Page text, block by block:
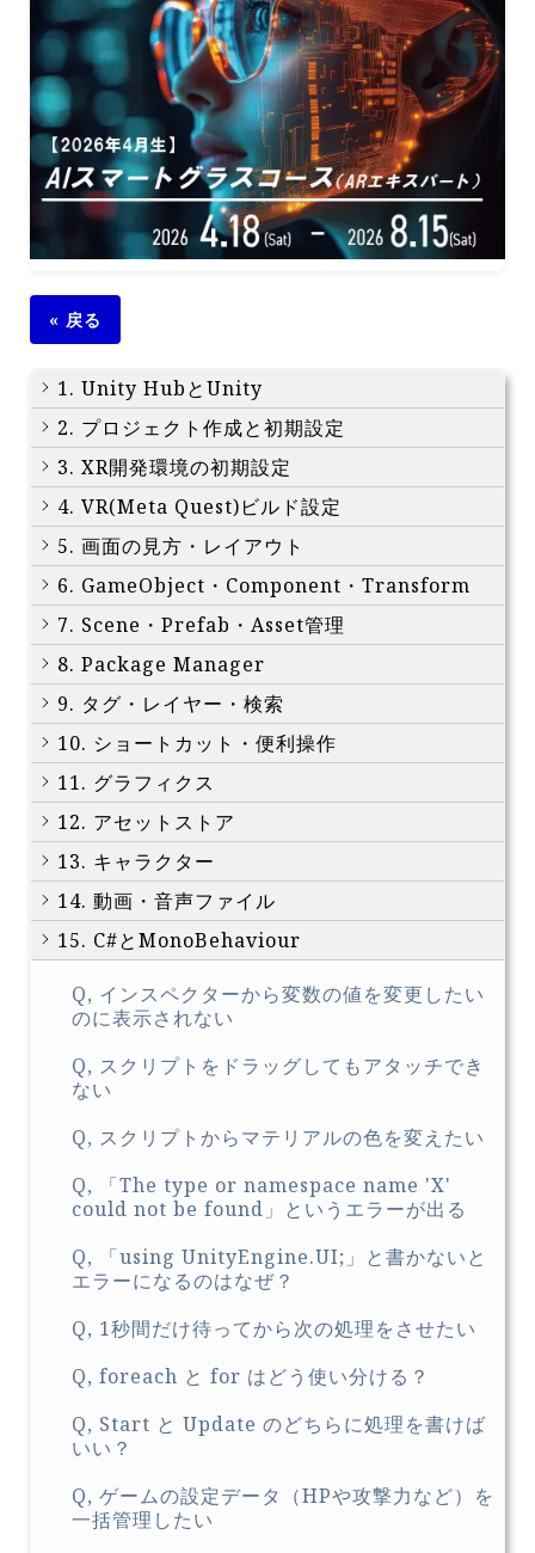
« 戻る
1. Unity HubとUnity
2. プロジェクト作成と初期設定
3. XR開発環境の初期設定
4. VR(Meta Quest)ビルド設定
5. 画面の見方・レイアウト
6. GameObject・Component・Transform
7. Scene・Prefab・Asset管理
8. Package Manager
9. タグ・レイヤー・検索
10. ショートカット・便利操作
11. グラフィクス
12. アセットストア
13. キャラクター
14. 動画・音声ファイル
15. C#とMonoBehaviour
Q, インスペクターから変数の値を変更したい
のに表示されない
Q, スクリプトをドラッグしてもアタッチでき
ない
Q, スクリプトからマテリアルの色を変えたい
Q, 「The type or namespace name 'X'
could not be found」というエラーが出る
Q, 「using UnityEngine.UI;」と書かないと
エラーになるのはなぜ？
Q, 1秒間だけ待ってから次の処理をさせたい
Q, foreach と for はどう使い分ける？
Q, Start と Update のどちらに処理を書けば
いい？
Q, ゲームの設定データ（HPや攻撃力など）を
一括管理したい